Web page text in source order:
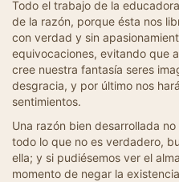
Todo el trabajo de la
de la razón, porque ésta nos
con verdad y sin
equivocaciones, evitando que
cree nuestra fantasía seres
desgracia, y por último nos
sentimientos.
Una razón bien desarrollada
todo lo que no es verdadero,
ella; y si pudiésemos ver el
momento de negar la